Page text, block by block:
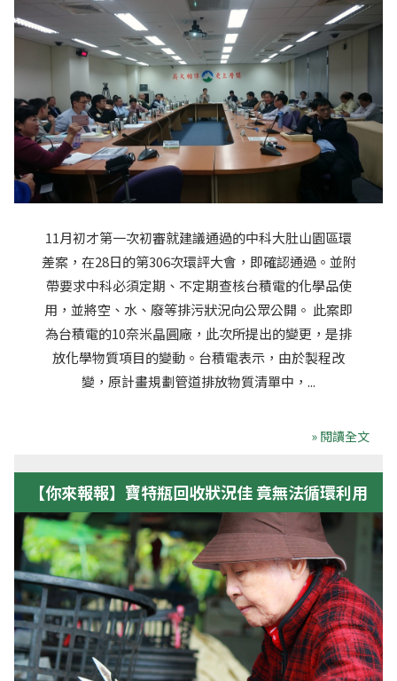
11月初才第一次初審就建議通過的中科大肚山園區環
差案，在28日的第306次環評大會，即確認通過。並附
帶要求中科必須定期、不定期查核台積電的化學品使
用，並將空、水、廢等排污狀況向公眾公開。 此案即
為台積電的10奈米晶圓廠，此次所提出的變更，是排
放化學物質項目的變動。台積電表示，由於製程改
變，原計畫規劃管道排放物質清單中，...
» 閱讀全文
【你來報報】寶特瓶回收狀況佳 竟無法循環利用